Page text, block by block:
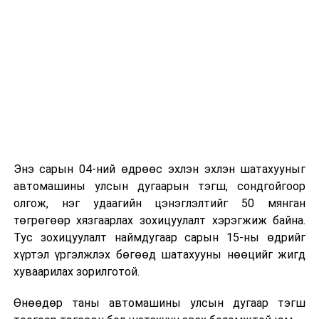
Энэ сарын 04-ний өдрөөс эхлэн эхлэн шатахууныг
автомашины улсын дугаарын тэгш, сондгойгоор
олгож, нэг удаагийн цэнэглэлтийг 50 мянган
төгрөгөөр хязгаарлах зохицуулалт хэрэгжиж байна.
Тус зохицуулалт наймдугаар сарын 15-ны өдрийг
хүртэл үргэлжлэх бөгөөд шатахууны нөөцийг жигд
хуваарилах зорилготой.
Өнөөдөр таны автомашины улсын дугаар тэгш